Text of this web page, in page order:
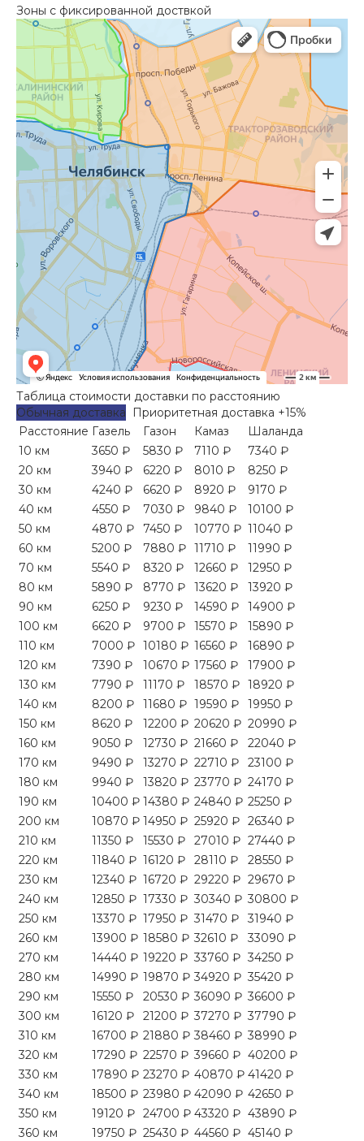
Зоны с фиксированной доствкой
Таблица стоимости доставки по расстоянию
Обычная доставка
Приоритетная доставка +15%
Расстояние Газель Газон Камаз
Шаланда
10 км
3650 ₽ 5830 ₽ 7110 ₽
7340 ₽
20 км
3940 ₽ 6220 ₽ 8010 ₽
8250 ₽
30 км
4240 ₽ 6620 ₽ 8920 ₽
9170 ₽
40 км
4550 ₽ 7030 ₽ 9840 ₽
10100 ₽
50 км
4870 ₽ 7450 ₽ 10770 ₽ 11040 ₽
60 км
5200 ₽ 7880 ₽ 11710 ₽
11990 ₽
70 км
5540 ₽ 8320 ₽ 12660 ₽
12950 ₽
80 км
5890 ₽ 8770 ₽ 13620 ₽
13920 ₽
90 км
6250 ₽ 9230 ₽ 14590 ₽
14900 ₽
100 км
6620 ₽ 9700 ₽ 15570 ₽
15890 ₽
110 км
7000 ₽ 10180 ₽ 16560 ₽
16890 ₽
120 км
7390 ₽ 10670 ₽ 17560 ₽
17900 ₽
130 км
7790 ₽ 11170 ₽ 18570 ₽ 18920 ₽
140 км
8200 ₽ 11680 ₽ 19590 ₽
19950 ₽
150 км
8620 ₽ 12200 ₽ 20620 ₽ 20990 ₽
160 км
9050 ₽ 12730 ₽ 21660 ₽
22040 ₽
170 км
9490 ₽ 13270 ₽ 22710 ₽
23100 ₽
180 км
9940 ₽ 13820 ₽ 23770 ₽ 24170 ₽
190 км
10400 ₽ 14380 ₽ 24840 ₽ 25250 ₽
200 км
10870 ₽ 14950 ₽ 25920 ₽ 26340 ₽
210 км
11350 ₽ 15530 ₽ 27010 ₽ 27440 ₽
220 км
11840 ₽ 16120 ₽ 28110 ₽
28550 ₽
230 км
12340 ₽ 16720 ₽ 29220 ₽ 29670 ₽
240 км
12850 ₽ 17330 ₽ 30340 ₽ 30800 ₽
250 км
13370 ₽ 17950 ₽ 31470 ₽
31940 ₽
260 км
13900 ₽ 18580 ₽ 32610 ₽
33090 ₽
270 км
14440 ₽ 19220 ₽ 33760 ₽ 34250 ₽
280 км
14990 ₽ 19870 ₽ 34920 ₽ 35420 ₽
290 км
15550 ₽ 20530 ₽ 36090 ₽ 36600 ₽
300 км
16120 ₽ 21200 ₽ 37270 ₽ 37790 ₽
310 км
16700 ₽ 21880 ₽ 38460 ₽ 38990 ₽
320 км
17290 ₽ 22570 ₽ 39660 ₽ 40200 ₽
330 км
17890 ₽ 23270 ₽ 40870 ₽ 41420 ₽
340 км
18500 ₽ 23980 ₽ 42090 ₽ 42650 ₽
350 км
19120 ₽ 24700 ₽ 43320 ₽ 43890 ₽
360 км
19750 ₽ 25430 ₽ 44560 ₽ 45140 ₽